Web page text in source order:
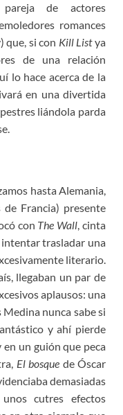
de actores
romances
que, si con Kill Listya
de una relación
lo hace acerca de la
en una divertida
liándola parda
hasta Alemania,
Francia) presente
con The Wall, cinta
trasladar una
literario.
llegaban un par de
aplausos: una
nunca sabe si
y ahí pierde
un guión que peca
El bosque de Óscar
demasiadas
cutres efectos